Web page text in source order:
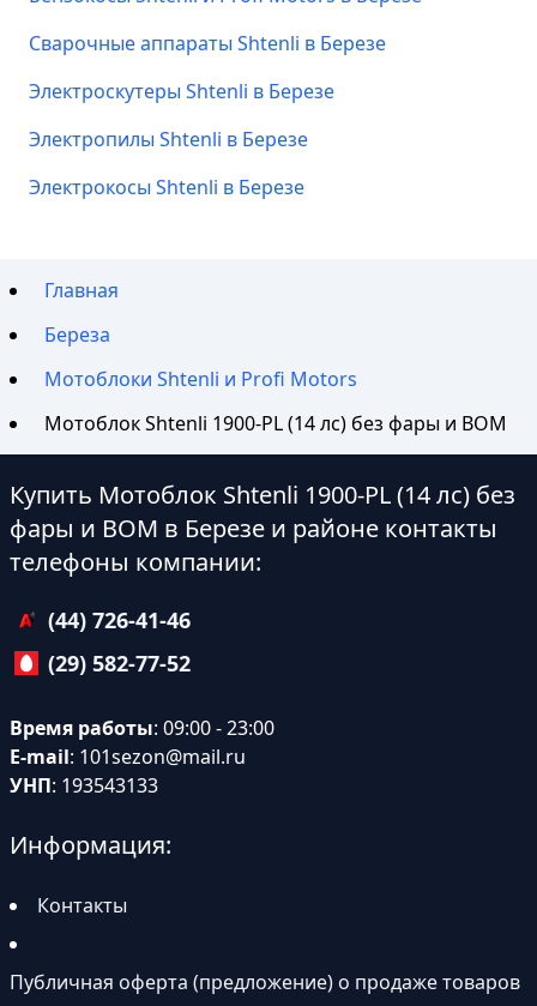
Сварочные аппараты Shtenli в Березе
Электроскутеры Shtenli в Березе
Электропилы Shtenli в Березе
Электрокосы Shtenli в Березе
Главная
Береза
Мотоблоки Shtenli и Profi Motors
Мотоблок Shtenli 1900-PL (14 лс) без фары и ВОМ
Купить Мотоблок Shtenli 1900-PL (14 лс) без
фары и ВОМ в Березе и районе контакты
телефоны компании:
(44) 726-41-46
(29) 582-77-52
Время работы: 09:00 - 23:00
E-mail: 101sezon@mail.ru
УНП: 193543133
Информация:
Контакты
Публичная оферта (предложение) о продаже товаров